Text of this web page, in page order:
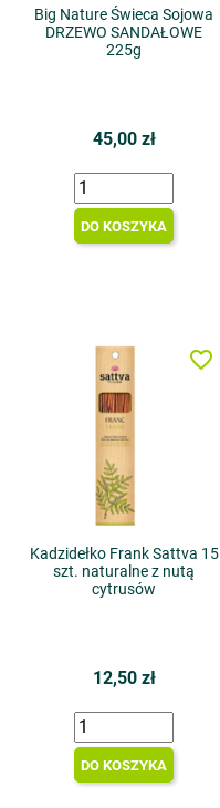
Big Nature Świeca Sojowa
DRZEWO SANDAŁOWE
225g
45,00 zł
DO KOSZYKA
Kadzidełko Frank Sattva 15
szt. naturalne z nutą
cytrusów
12,50 zł
DO KOSZYKA
favorite_border